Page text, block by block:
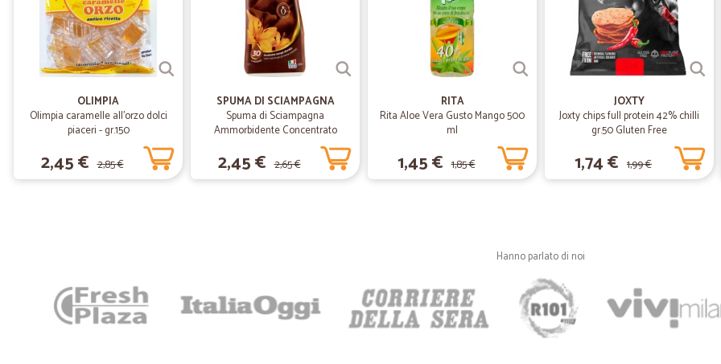
in perfette condizioni
Giorgio M.
Molto veloci nella consegna
Molto veloci nella consegna
Vincenzo C.
precisi e affidabili
precisi e affidabili
OLIMPIA
Olimpia caramelle all'orzo dolci
piaceri - gr.150
2,45 € 2,85 €
SPUMA DI SCIAMPAGNA
Spuma di Sciampagna
Ammorbidente Concentrato
Carezza d'Argan 600 ml
2,45 € 2,65 €
RITA
Rita Aloe Vera Gusto Mango 500
ml
1,45 € 1,85 €
JOXTY
Joxty chips full protein 42% chilli
gr.50 Gluten Free
1,74 € 1,99 €
Hanno parlato di noi